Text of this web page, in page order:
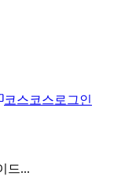
코스코스로그인
드...